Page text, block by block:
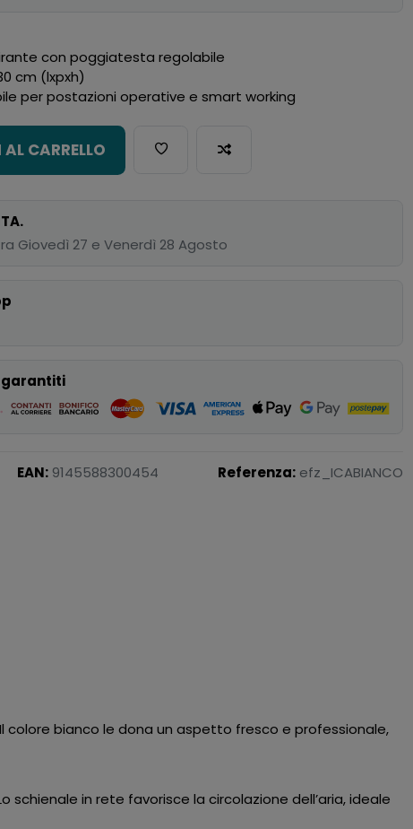
con poggiatesta regolabile
cm (lxpxh)
per postazioni operative e smart working
CARRELLO
Giovedì 27 e Venerdì 28 Agosto
garantiti
EAN: 9145588300454 Referenza: efz_ICABIANCO
bianco le dona un aspetto fresco e professionale,
in rete favorisce la circolazione dell’aria, ideale